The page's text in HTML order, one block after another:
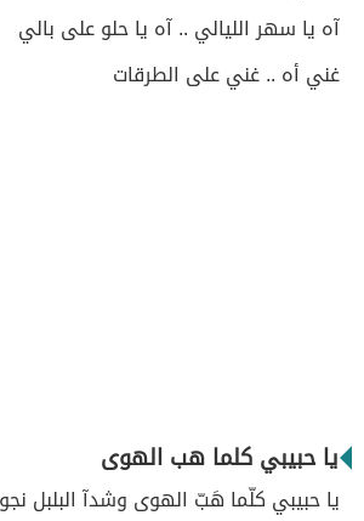
آه يا سهر الليالي .. آه يا حلو على بالي
غني أه .. غني على الطرقات
يا حبيبي كلما هب الهوى
يا حبيبي كلّما هَبّ الهوى وشدآ البلبل